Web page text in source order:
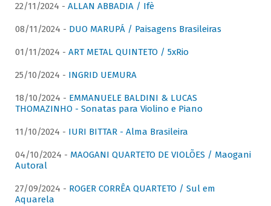
22/11/2024 - ALLAN ABBADIA / Ifè
08/11/2024 - DUO MARUPÁ / Paisagens Brasileiras
01/11/2024 - ART METAL QUINTETO / 5xRio
25/10/2024 - INGRID UEMURA
18/10/2024 - EMMANUELE BALDINI & LUCAS
THOMAZINHO - Sonatas para Violino e Piano
11/10/2024 - IURI BITTAR - Alma Brasileira
04/10/2024 - MAOGANI QUARTETO DE VIOLÕES / Maogani
Autoral
27/09/2024 - ROGER CORRÊA QUARTETO / Sul em
Aquarela